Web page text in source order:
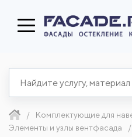
Комплектующие для
Элементы и узлы вентфасада